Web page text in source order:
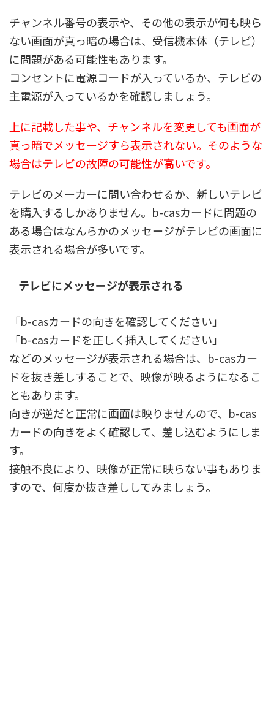
チャンネル番号の表示や、その他の表示が何も映ら
ない画面が真っ暗の場合は、受信機本体（テレビ）
に問題がある可能性もあります。
コンセントに電源コードが入っているか、テレビの
主電源が入っているかを確認しましょう。
上に記載した事や、チャンネルを変更しても画面が
真っ暗でメッセージすら表示されない。そのような
場合はテレビの故障の可能性が高いです。
テレビのメーカーに問い合わせるか、新しいテレビ
を購入するしかありません。b-casカードに問題の
ある場合はなんらかのメッセージがテレビの画面に
表示される場合が多いです。
テレビにメッセージが表示される
「b-casカードの向きを確認してください」
「b-casカードを正しく挿入してください」
などのメッセージが表示される場合は、b-casカー
ドを抜き差しすることで、映像が映るようになるこ
ともあります。
向きが逆だと正常に画面は映りませんので、b-cas
カードの向きをよく確認して、差し込むようにしま
す。
接触不良により、映像が正常に映らない事もありま
すので、何度か抜き差ししてみましょう。